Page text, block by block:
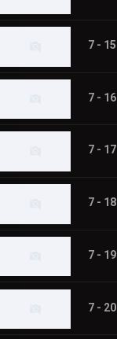
7 - 15
7 - 16
7 - 17
7 - 18
7 - 19
7 - 20